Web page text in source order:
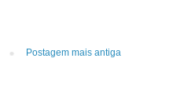
Postagem mais antiga